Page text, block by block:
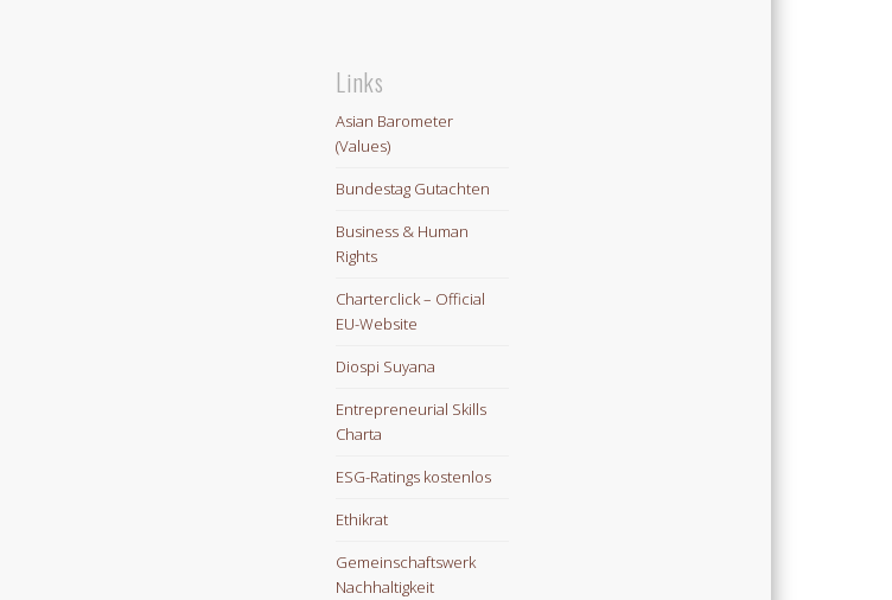
Links
Asian Barometer
(Values)
Bundestag Gutachten
Business & Human
Rights
Charterclick – Official
EU-Website
Diospi Suyana
Entrepreneurial Skills
Charta
ESG-Ratings kostenlos
Ethikrat
Gemeinschaftswerk
Nachhaltigkeit